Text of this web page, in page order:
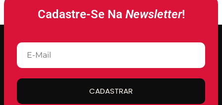
Cadastre-Se Na Newsletter!
CADASTRAR